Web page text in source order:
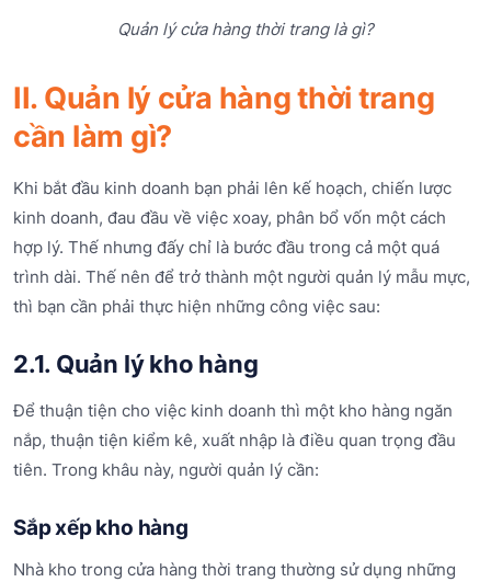
Quản lý cửa hàng thời trang là gì?
II. Quản lý cửa hàng thời trang
cần làm gì?
Khi bắt đầu kinh doanh bạn phải lên kế hoạch, chiến lược
kinh doanh, đau đầu về việc xoay, phân bổ vốn một cách
hợp lý. Thế nhưng đấy chỉ là bước đầu trong cả một quá
trình dài. Thế nên để trở thành một người quản lý mẫu mực,
thì bạn cần phải thực hiện những công việc sau:
2.1. Quản lý kho hàng
Để thuận tiện cho việc kinh doanh thì một kho hàng ngăn
nắp, thuận tiện kiểm kê, xuất nhập là điều quan trọng đầu
tiên. Trong khâu này, người quản lý cần:
Sắp xếp kho hàng
Nhà kho trong cửa hàng thời trang thường sử dụng những